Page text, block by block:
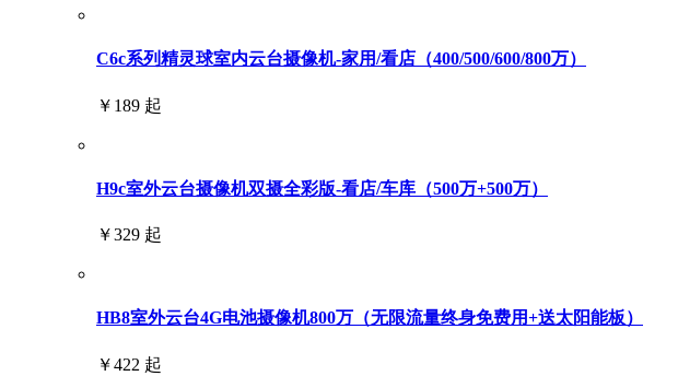
C6c系列精灵球室内云台摄像机-家用/看店（400/500/600/800万）
￥189 起
H9c室外云台摄像机双摄全彩版-看店/车库（500万+500万）
￥329 起
HB8室外云台4G电池摄像机800万（无限流量终身免费用+送太阳能板）
￥422 起